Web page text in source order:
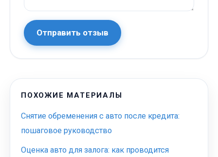
Отправить отзыв
ПОХОЖИЕ МАТЕРИАЛЫ
Снятие обременения с авто после кредита:
пошаговое руководство
Оценка авто для залога: как проводится